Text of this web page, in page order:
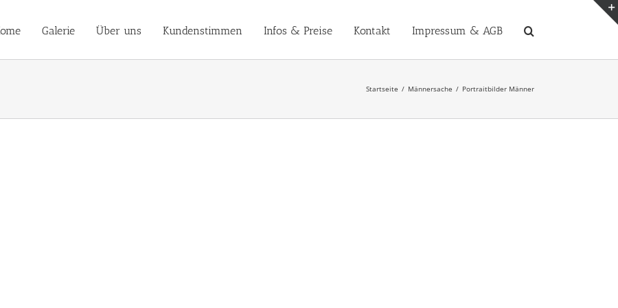
Galerie Über uns Kundenstimmen Infos & Preise Kontakt Impressum & AGB
Startseite Männersache Portraitbilder Männer